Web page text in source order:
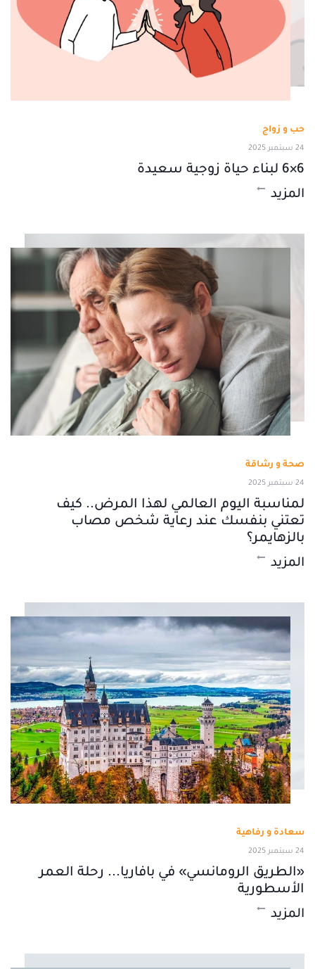
حب و زواج
24 سبتمبر 2025
6×6 لبناء حياة زوجية سعيدة
المزيد
صحة و رشاقة
24 سبتمبر 2025
لمناسبة اليوم العالمي لهذا المرض.. كيف
تعتني بنفسك عند رعاية شخص مصاب
بالزهايمر؟
المزيد
سعادة و رفاهية
24 سبتمبر 2025
«الطريق الرومانسي» في بافاريا... رحلة العمر
الأسطورية
المزيد